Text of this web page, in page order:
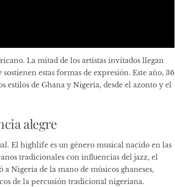
La mitad de los artistas invitados llegan
estas formas de expresión. Este año, 36
estilos de Ghana y Nigeria, desde el azonto y el
alegre
El highlife es un género musical nacido en las
tradicionales con influencias del jazz, el
Nigeria de la mano de músicos ghaneses,
de la percusión tradicional nigeriana.